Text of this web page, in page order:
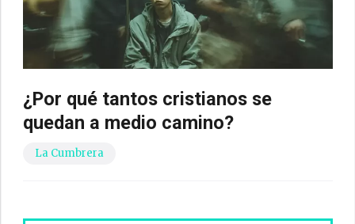
¿Por qué tantos cristianos se
quedan a medio camino?
La Cumbrera